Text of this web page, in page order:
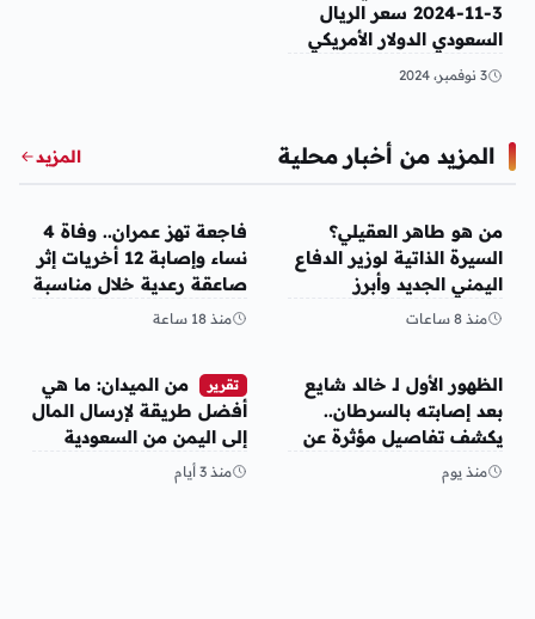
3-11-2024 سعر الريال
السعودي الدولار الأمريكي
صنعاء عدن
3 نوفمبر، 2024
المزيد من أخبار محلية المزيد
أخبار محلية
من هو طاهر العقيلي؟
السيرة الذاتية لوزير الدفاع
اليمني الجديد وأبرز
مناصبه
منذ 8 ساعات
أخبار محلية
فاجعة تهز عمران.. وفاة 4
نساء وإصابة 12 أخريات إثر
صاعقة رعدية خلال مناسبة
اجتماعية
منذ 18 ساعة
أخبار محلية
الظهور الأول لـ خالد شايع
بعد إصابته بالسرطان..
يكشف تفاصيل مؤثرة عن
رحلة العلاج
منذ يوم
أخبار محلية
تقرير
من الميدان: ما هي
أفضل طريقة لإرسال المال
إلى اليمن من السعودية
وأمريكا
منذ 3 أيام